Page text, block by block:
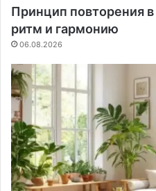
Принцип повторения
ритм и гармонию
06.08.2026